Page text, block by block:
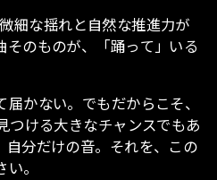
細な揺れと自然な推進力が
そのものが、「踊って」いる
かない。でもだからこそ、
つける大きなチャンスでもあ
自分だけの音。それを、この
。